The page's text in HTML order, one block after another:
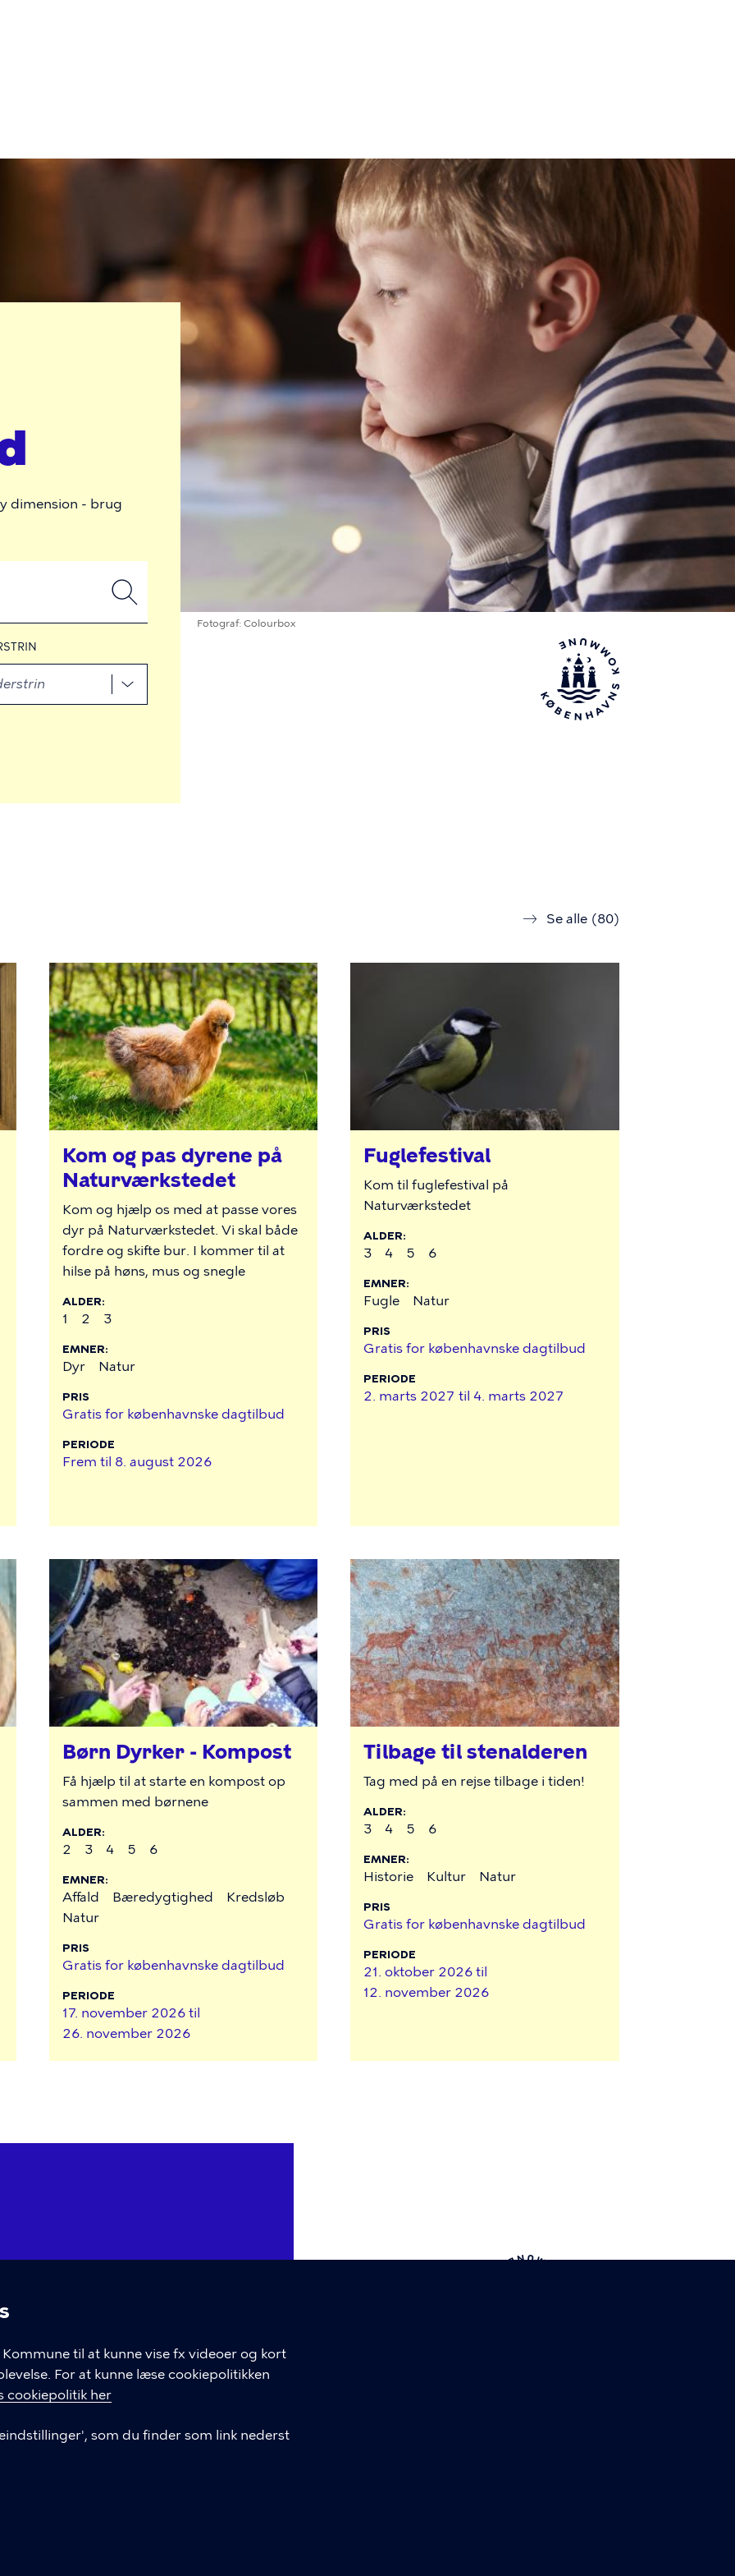
til at kunne vise fx videoer og kort
For at kunne læse cookiepolitikken
cookiepolitik her
som du finder som link nederst
Fotograf Colourbox
dimension - brug
Se alle (80)
Kom og pas dyrene på
Naturværkstedet
Kom og hjælp os med at passe vores
dyr på Naturværkstedet. Vi skal både
fordre og skifte bur. I kommer til at
hilse på høns, mus og snegle
ALDER
1 2 3
EMNER
Dyr Natur
PRIS
Gratis for københavnske dagtilbud
PERIODE
Frem til 8. august 2026
Fuglefestival
Kom til fuglefestival på
Naturværkstedet
ALDER
3 4 5 6
EMNER
Fugle Natur
PRIS
Gratis for københavnske dagtilbud
PERIODE
2. marts 2027 til 4. marts 2027
Børn Dyrker - Kompost
Få hjælp til at starte en kompost op
sammen med børnene
ALDER
2 3 4 5 6
EMNER
Affald Bæredygtighed
Kredsløb
Natur
PRIS
Gratis for københavnske dagtilbud
PERIODE
17. november 2026 til
26. november 2026
Tilbage til stenalderen
Tag med på en rejse tilbage i tiden!
ALDER
3 4 5 6
EMNER
Historie Kultur Natur
PRIS
Gratis for københavnske dagtilbud
PERIODE
21. oktober 2026 til
12. november 2026
som leverandør